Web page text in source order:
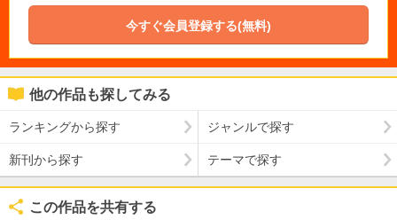
今すぐ会員登録する(無料)
他の作品も探してみる
ランキングから探す ジャンルで探す
新刊から探す テーマで探す
この作品を共有する